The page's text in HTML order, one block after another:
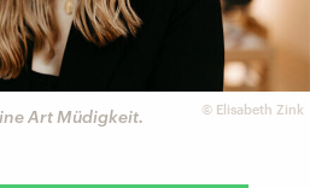
© Elisabeth Zink
Art Müdigkeit.